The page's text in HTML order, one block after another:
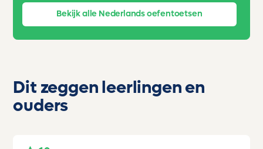
Bekijk alle Nederlands oefentoetsen
Dit zeggen leerlingen en
ouders